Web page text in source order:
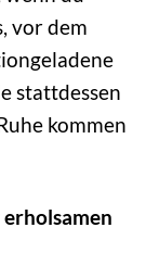
vor dem
stattdessen
kommen